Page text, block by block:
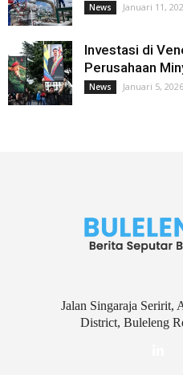
News Januari 11,
Investasi di
Perusahaan
News Januari 5, 2026
Jalan Singaraja Seririt,
District, Buleleng